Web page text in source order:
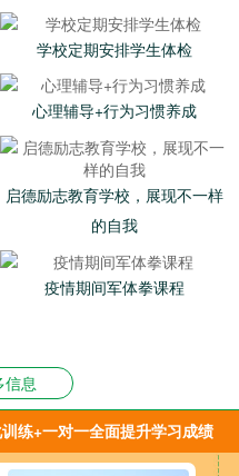
学校定期安排学生体检
心理辅导+行为习惯养成
启德励志教育学校，展现不一样
的自我
疫情期间军体拳课程
信息
练+一对一全面提升学习成绩